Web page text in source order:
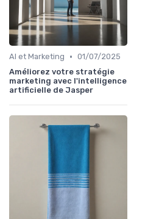
AI et Marketing • 01/07/2025
Améliorez votre stratégie
marketing avec l'intelligence
artificielle de Jasper